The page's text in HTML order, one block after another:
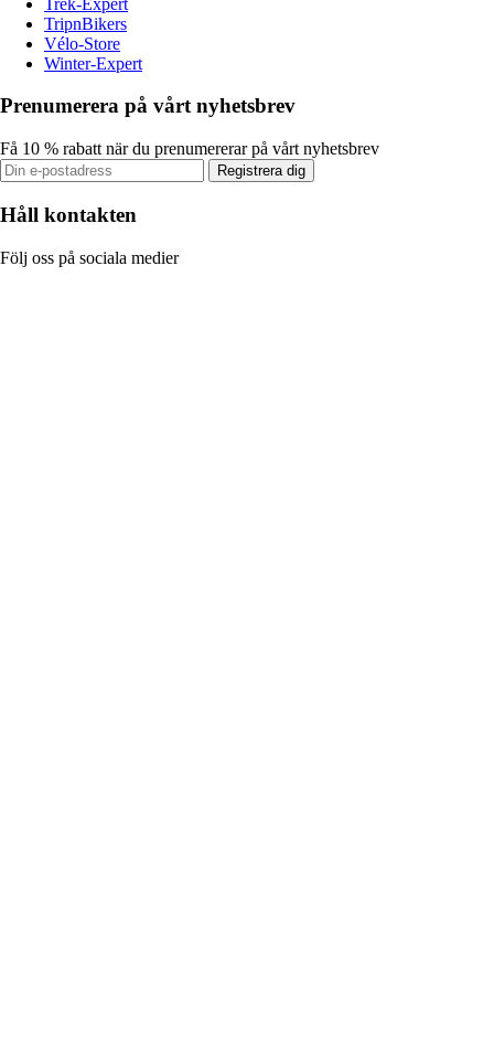
TripnBikers
Vélo-Store
Winter-Expert
Prenumerera på vårt nyhetsbrev
Få 10 % rabatt när du prenumererar på vårt nyhetsbrev
Registrera dig
Håll kontakten
Följ oss på sociala medier